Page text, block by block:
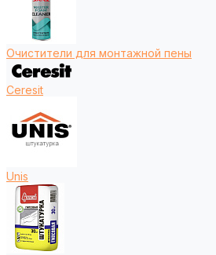
Очистители для монтажной пены
Ceresit
Unis